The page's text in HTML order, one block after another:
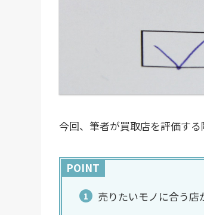
今回、筆者が買取店を評価する
POINT
売りたいモノに合う店